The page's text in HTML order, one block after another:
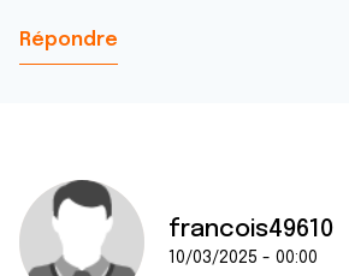
Répondre
francois49610
10/03/2025 - 00:00